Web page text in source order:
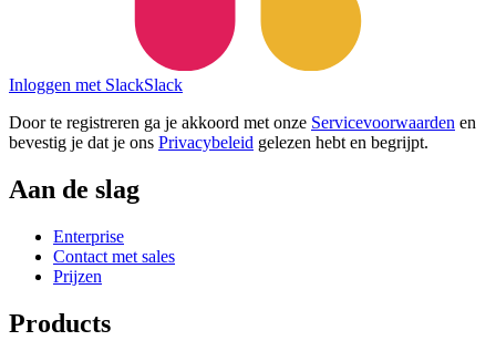
Inloggen met SlackSlack
Door te registreren ga je akkoord met onze Servicevoorwaarden en
bevestig je dat je ons Privacybeleid gelezen hebt en begrijpt.
Aan de slag
Enterprise
Contact met sales
Prijzen
Products